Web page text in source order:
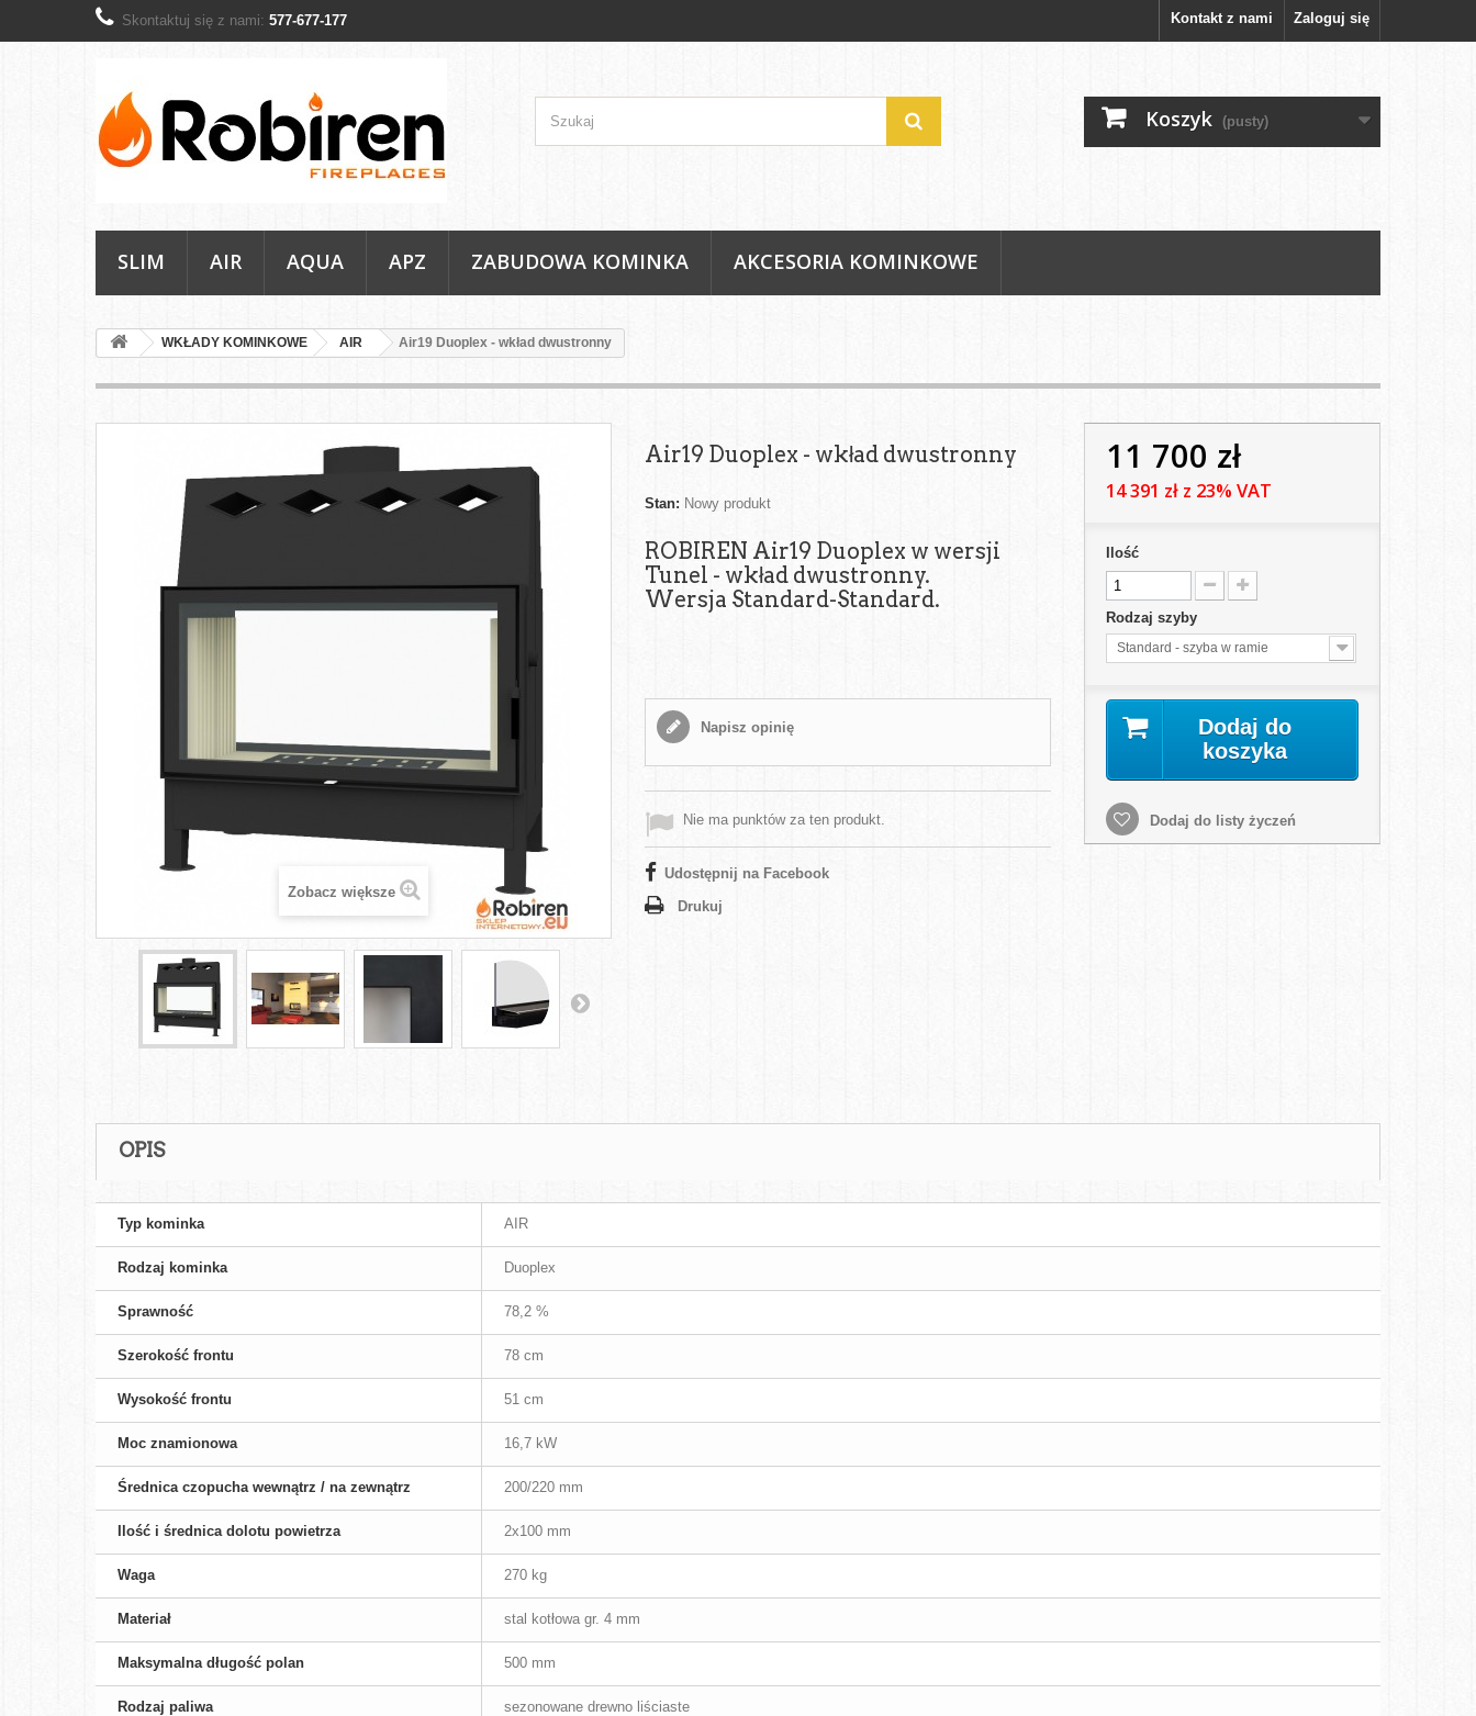
Zaloguj się
Kontakt z nami
Skontaktuj się z nami: 577-677-177
Koszyk (pusty)
SLIM AIR AQUA APZ ZABUDOWA KOMINKA AKCESORIA KOMINKOWE
WKŁADY KOMINKOWE AIR Air19 Duoplex - wkład dwustronny
Zobacz większe
Air19 Duoplex - wkład dwustronny
Stan: Nowy produkt
ROBIREN Air19 Duoplex w wersji
Tunel - wkład dwustronny.
Wersja Standard-Standard.
Napisz opinię
Nie ma punktów za ten produkt.
Udostępnij na Facebook
Drukuj
11 700 zł
14 391 zł z 23% VAT
Ilość
Rodzaj szyby
Standard - szyba w ramie
Dodaj do
koszyka
Dodaj do listy życzeń
OPIS
Typ kominka AIR
Rodzaj kominka Duoplex
Sprawność 78,2 %
Szerokość frontu 78 cm
Wysokość frontu 51 cm
Moc znamionowa 16,7 kW
Średnica czopucha wewnątrz / na zewnątrz 200/220 mm
Ilość i średnica dolotu powietrza 2x100 mm
Waga 270 kg
Materiał stal kotłowa gr. 4 mm
Maksymalna długość polan 500 mm
Rodzaj paliwa sezonowane drewno liściaste